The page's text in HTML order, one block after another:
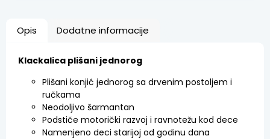
Opis Dodatne informacije
Klackalica plišani jednorog
Plišani konjić jednorog sa drvenim postoljem i
ručkama
Neodoljivo šarmantan
Podstiče motorički razvoj i ravnotežu kod dece
Namenjeno deci starijoj od godinu dana